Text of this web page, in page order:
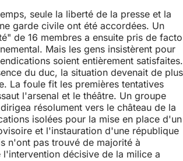
seule la liberté de la presse et la
garde civile ont été accordées. Un
de 16 membres a ensuite pris de facto
Mais les gens insistèrent pour
soient entièrement satisfaites.
du duc, la situation devenait de plus
La foule fit les premières tentatives
l'arsenal et le théâtre. Un groupe
résolument vers le château de la
isolées pour la mise en place d'un
et l'instauration d'une république
n'ont pas trouvé de majorité à
l'intervention décisive de la milice a